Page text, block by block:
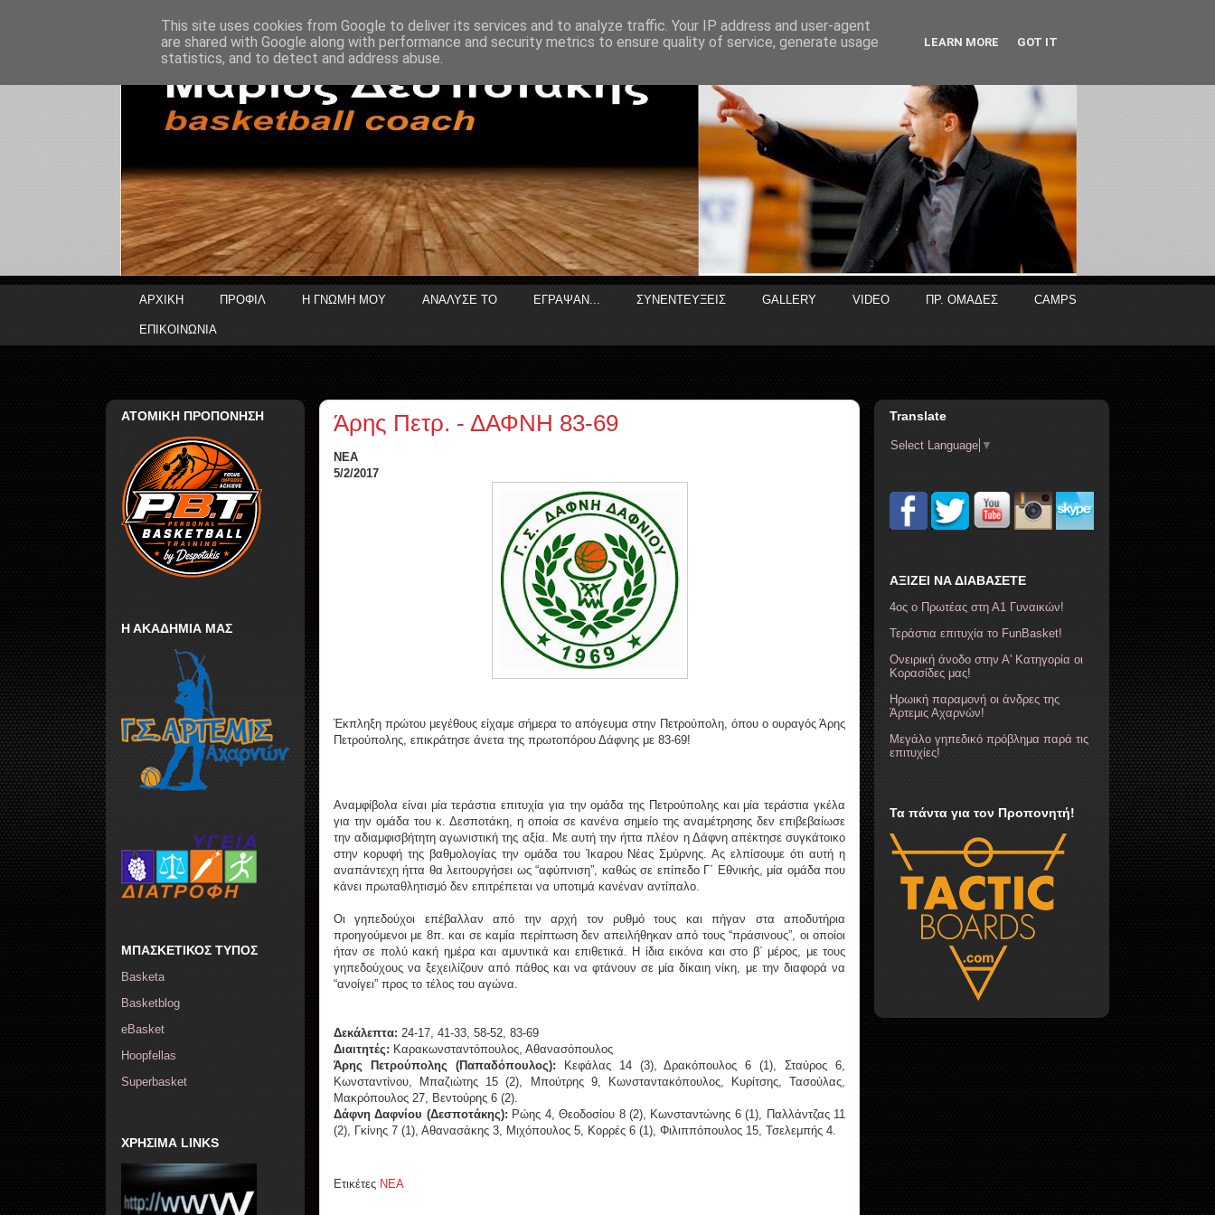
ΑΡΧΙΚΗ ΠΡΟΦΙΛ Η ΓΝΩΜΗ ΜΟΥ ΑΝΑΛΥΣΕ ΤΟ ΕΓΡΑΨΑΝ... ΣΥΝΕΝΤΕΥΞΕΙΣ GALLERY VIDEO ΠΡ. ΟΜΑΔΕΣ CAMPS
ΕΠΙΚΟΙΝΩΝΙΑ
Άρης Πετρ. - ΔΑΦΝΗ 83-69
ΝΕΑ
5/2/2017
Έκπληξη πρώτου μεγέθους είχαμε σήμερα το απόγευμα στην Πετρούπολη, όπου ο ουραγός Άρης
Πετρούπολης, επικράτησε άνετα της πρωτοπόρου Δάφνης με 83-69!
Αναμφίβολα είναι μία τεράστια επιτυχία για την ομάδα της Πετρούπολης και μία τεράστια γκέλα
για την ομάδα του κ. Δεσποτάκη, η οποία σε κανένα σημείο της αναμέτρησης δεν επιβεβαίωσε
την αδιαμφισβήτητη αγωνιστική της αξία. Με αυτή την ήττα πλέον η Δάφνη απέκτησε συγκάτοικο
στην κορυφή της βαθμολογίας την ομάδα του Ίκαρου Νέας Σμύρνης. Ας ελπίσουμε ότι αυτή η
αναπάντεχη ήττα θα λειτουργήσει ως “αφύπνιση”, καθώς σε επίπεδο Γ΄ Εθνικής, μία ομάδα που
κάνει πρωταθλητισμό δεν επιτρέπεται να υποτιμά κανέναν αντίπαλο.
Οι γηπεδούχοι επέβαλλαν από την αρχή τον ρυθμό τους και πήγαν στα αποδυτήρια
προηγούμενοι με 8π. και σε καμία περίπτωση δεν απειλήθηκαν από τους “πράσινους”, οι οποίοι
ήταν σε πολύ κακή ημέρα και αμυντικά και επιθετικά. Η ίδια εικόνα και στο β΄ μέρος, με τους
γηπεδούχους να ξεχειλίζουν από πάθος και να φτάνουν σε μία δίκαιη νίκη, με την διαφορά να
“ανοίγει” προς το τέλος του αγώνα.
Δεκάλεπτα: 24-17, 41-33, 58-52, 83-69
Διαιτητές: Καρακωνσταντόπουλος, Αθανασόπουλος
Άρης Πετρούπολης (Παπαδόπουλος): Κεφάλας 14 (3), Δρακόπουλος 6 (1), Σταύρος 6,
Κωνσταντίνου, Μπαζιώτης 15 (2), Μπούτρης 9, Κωνσταντακόπουλος, Κυρίτσης, Τασούλας,
Μακρόπουλος 27, Βεντούρης 6 (2).
Δάφνη Δαφνίου (Δεσποτάκης): Ρώης 4, Θεοδοσίου 8 (2), Κωνσταντώνης 6 (1), Παλλάντζας 11
(2), Γκίνης 7 (1), Αθανασάκης 3, Μιχόπουλος 5, Κορρές 6 (1), Φιλιππόπουλος 15, Τσελεμπής 4.
Ετικέτες ΝΕΑ
ΑΤΟΜΙΚΗ ΠΡΟΠΟΝΗΣΗ
Η ΑΚΑΔΗΜΙΑ ΜΑΣ
ΜΠΑΣΚΕΤΙΚΟΣ ΤΥΠΟΣ
Basketa
Basketblog
eBasket
Hoopfellas
Superbasket
ΧΡΗΣΙΜΑ LINKS
Translate
Select Language ▼
ΑΞΙΖΕΙ ΝΑ ΔΙΑΒΑΣΕΤΕ
4ος ο Πρωτέας στη Α1 Γυναικών!
Τεράστια επιτυχία το FunBasket!
Ονειρική άνοδο στην Α' Κατηγορία οι
Κορασίδες μας!
Ηρωική παραμονή οι άνδρες της
Άρτεμις Αχαρνών!
Μεγάλο γηπεδικό πρόβλημα παρά τις
επιτυχίες!
Τα πάντα για τον Προπονητή!
This site uses cookies from Google to deliver its services and to analyze traffic. Your IP address and user-agent
are shared with Google along with performance and security metrics to ensure quality of service, generate usage
statistics, and to detect and address abuse.
LEARN MORE GOT IT